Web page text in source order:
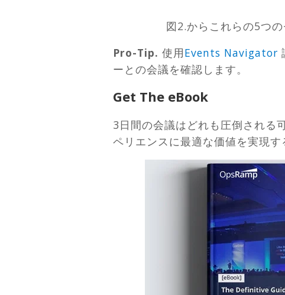
図2.からこれらの5つ
Pro-Tip. 使用Events Navigator
ーとの会議を確認します。
Get The eBook
3日間の会議はどれも圧倒される
ペリエンスに最適な価値を実現